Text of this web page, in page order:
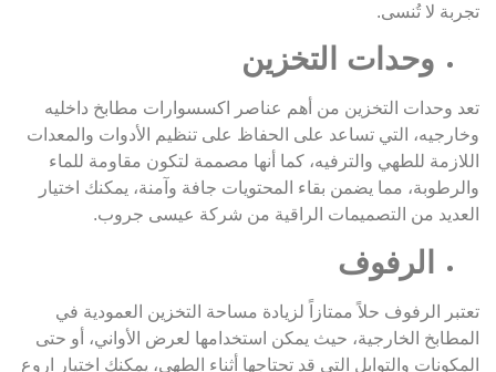
تجربة لا تُنسى.
وحدات التخزين
تعد وحدات التخزين من أهم عناصر اكسسوارات مطابخ داخليه
وخارجيه، التي تساعد على الحفاظ على تنظيم الأدوات والمعدات
اللازمة للطهي والترفيه، كما أنها مصممة لتكون مقاومة للماء
والرطوبة، مما يضمن بقاء المحتويات جافة وآمنة، يمكنك اختيار
العديد من التصميمات الراقية من شركة عيسى جروب.
الرفوف
تعتبر الرفوف حلاً ممتازاً لزيادة مساحة التخزين العمودية في
المطابخ الخارجية، حيث يمكن استخدامها لعرض الأواني، أو حتى
المكونات والتوابل التي قد تحتاجها أثناء الطهي، يمكنك اختيار اروع